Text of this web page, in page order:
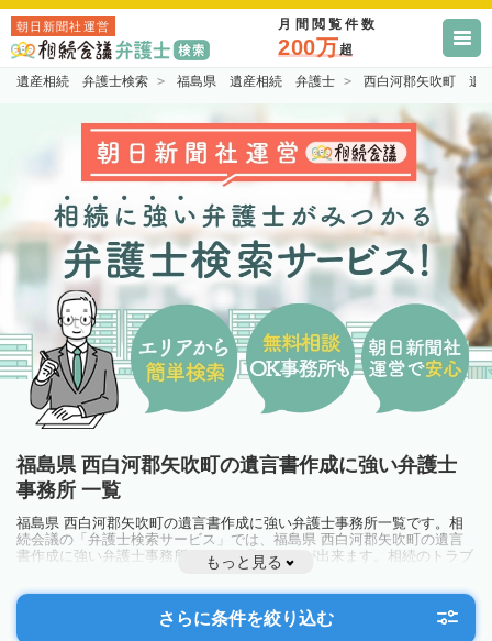
朝日新聞社運営 月間閲覧件数
200万超
遺産相続 弁護士検索 福島県 遺産相続 弁護士 西白河郡矢吹町 遺
福島県 西白河郡矢吹町の遺言書作成に強い弁護士
事務所 一覧
福島県 西白河郡矢吹町の遺言書作成に強い弁護士事務所一覧です。相
続会議の「弁護士検索サービス」では、福島県 西白河郡矢吹町の遺言
書作成に強い弁護士事務所を一覧で見ることが出来ます。相続のトラブ
ルやお悩みを抱えている方は一度近隣の弁護士に相談してみましょう。
もっと見る
さらに条件を絞り込む